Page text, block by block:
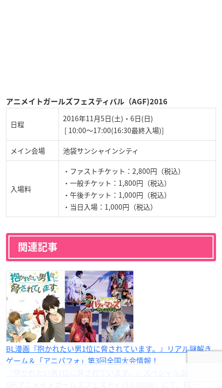
アニメイトガールズフェスティバル（AGF)2016
日程
2016年11月5日(土)・6日(日)
[ 10:00～17:00(16:30最終入場)]
メイン会場 池袋サンシャインシティ
入場料
・ファストチケット：2,800円（税込）
・一般チケット：1,800円（税込）
・午後チケット：1,000円（税込）
・当日入場：1,000円（税込）
関連記事
BL漫画『抱かれたい男1位に脅されています。』リアル謎解き
ゲーム＆「アニパフォ」第3回全国大会情報！